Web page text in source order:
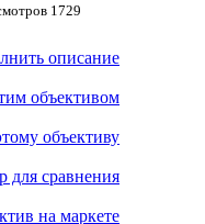
1729
описание
объективом
объективу
для сравнения
на маркете